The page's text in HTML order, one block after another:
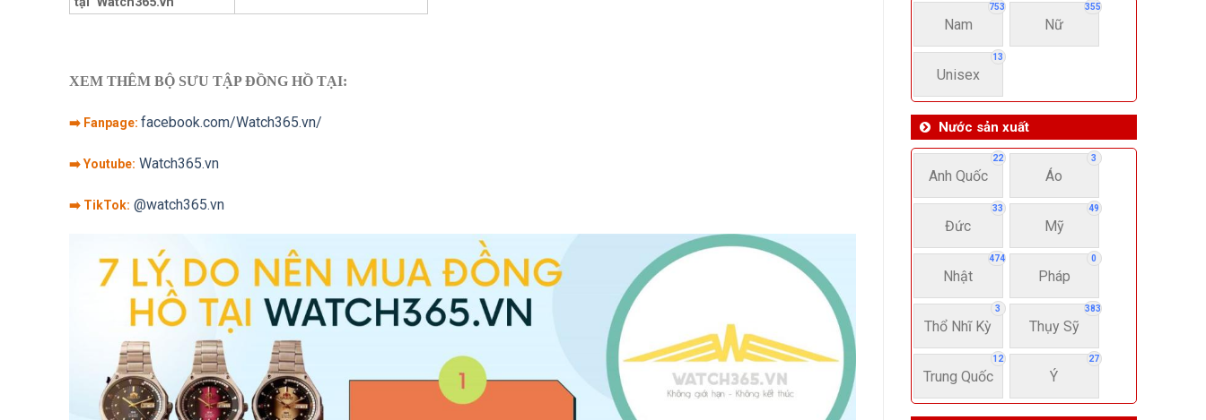
753
Nam
355
Nữ
13
Unisex
Nước sản xuất
22
Anh Quốc
3
Áo
33
Đức
49
Mỹ
474
Nhật
0
Pháp
3
Thổ Nhĩ Kỳ
383
Thụy Sỹ
12
Trung Quốc
27
Ý
XEM THÊM BỘ SƯU TẬP ĐỒNG HỒ TẠI:
➡️ Fanpage: facebook.com/Watch365.vn/
➡️ Youtube: Watch365.vn
➡️ TikTok: @watch365.vn